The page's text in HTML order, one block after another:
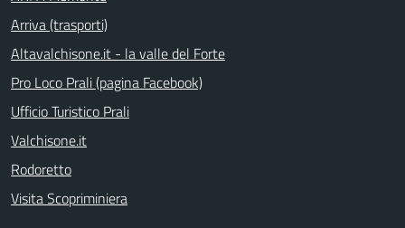
Arriva (trasporti)
Altavalchisone.it - la valle del Forte
Pro Loco Prali (pagina Facebook)
Ufficio Turistico Prali
Valchisone.it
Rodoretto
Visita Scopriminiera